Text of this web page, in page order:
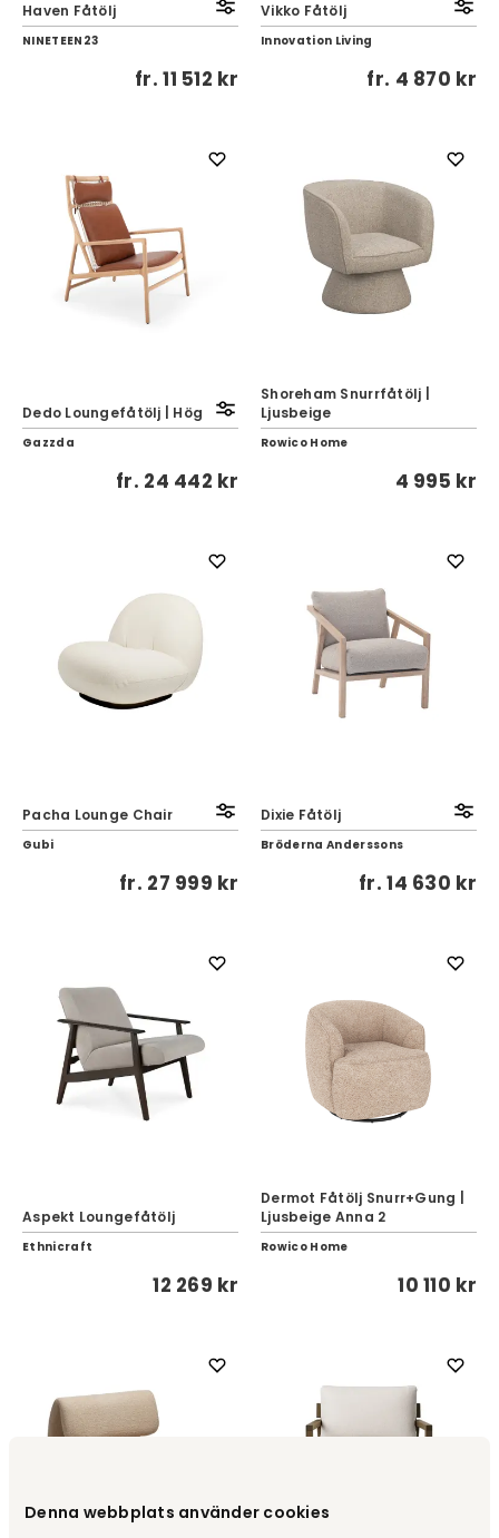
Denna webbplats använder cookies
Haven Fåtölj
NINETEEN23
fr.11 512 kr
Vikko Fåtölj
Innovation Living
fr. 4 870 kr
Dedo Loungefåtölj | Hög
Gazzda
fr. 24 442 kr
Shoreham Snurrfåtölj |
Ljusbeige
Rowico Home
4 995 kr
Pacha Lounge Chair
Gubi
fr. 27 999 kr
Dixie Fåtölj
Bröderna Anderssons
fr.14 630 kr
Aspekt Loungefåtölj
Ethnicraft
12 269 kr
Dermot Fåtölj Snurr+Gung |
Ljusbeige Anna 2
Rowico Home
10 110 kr